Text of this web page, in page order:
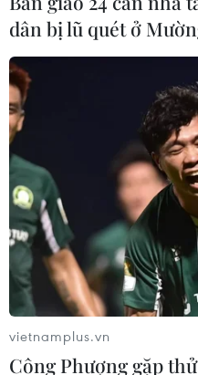
Kim
song phương giữa hai
và Thái Lan
06/08/2026 06:24
Sản lượng vàng của
giảm trong nửa đầu năm
06/08/2026 03:41
Giá vàng trong nước
SJC lên ngưỡng 143,3
lượng
dân bị lũ quét ở
vietnamplus.vn
Công Phượng gặp